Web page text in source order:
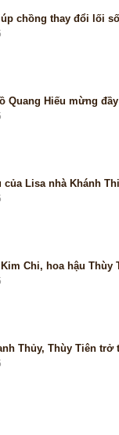
chồng thay đổi lối
Quang Hiếu mừng
của Lisa nhà Khánh
Kim Chi, hoa hậu Thùy
Thủy, Thùy Tiên trở